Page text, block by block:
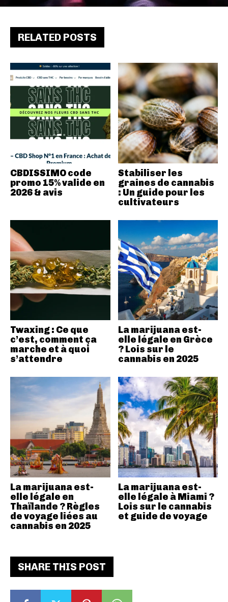
SHARE THIS POST
RELATED POSTS
CBDISSIMO code
promo 15% valide en
2026 & avis
Stabiliser les
graines de cannabis
: Un guide pour les
cultivateurs
Twaxing : Ce que
c’est, comment ça
marche et à quoi
s’attendre
La marijuana est-
elle légale en Grèce
? Lois sur le
cannabis en 2025
La marijuana est-
elle légale en
Thaïlande ? Règles
de voyage liées au
cannabis en 2025
La marijuana est-
elle légale à Miami ?
Lois sur le cannabis
et guide de voyage